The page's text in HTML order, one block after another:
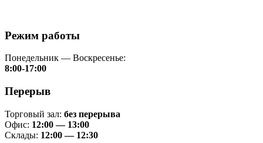
Режим работы
Понедельник — Воскресенье:
8:00-17:00
Перерыв
Торговый зал: без перерыва
Офис: 12:00 — 13:00
Склады: 12:00 — 12:30